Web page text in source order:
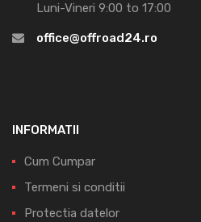
Luni-Vineri 9:00 to 17:00
office@offroad24.ro
INFORMATII
Cum Cumpar
Termeni si conditii
Protectia datelor